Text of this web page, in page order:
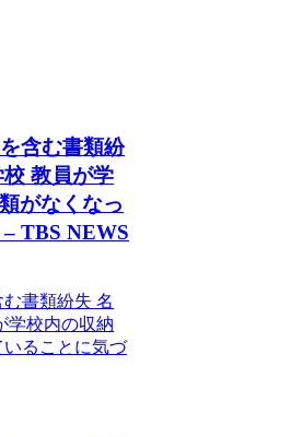
含む書類紛
教員が学
がなくなっ
TBS NEWS
書類紛失 名
学校内の収納
ることに気づ